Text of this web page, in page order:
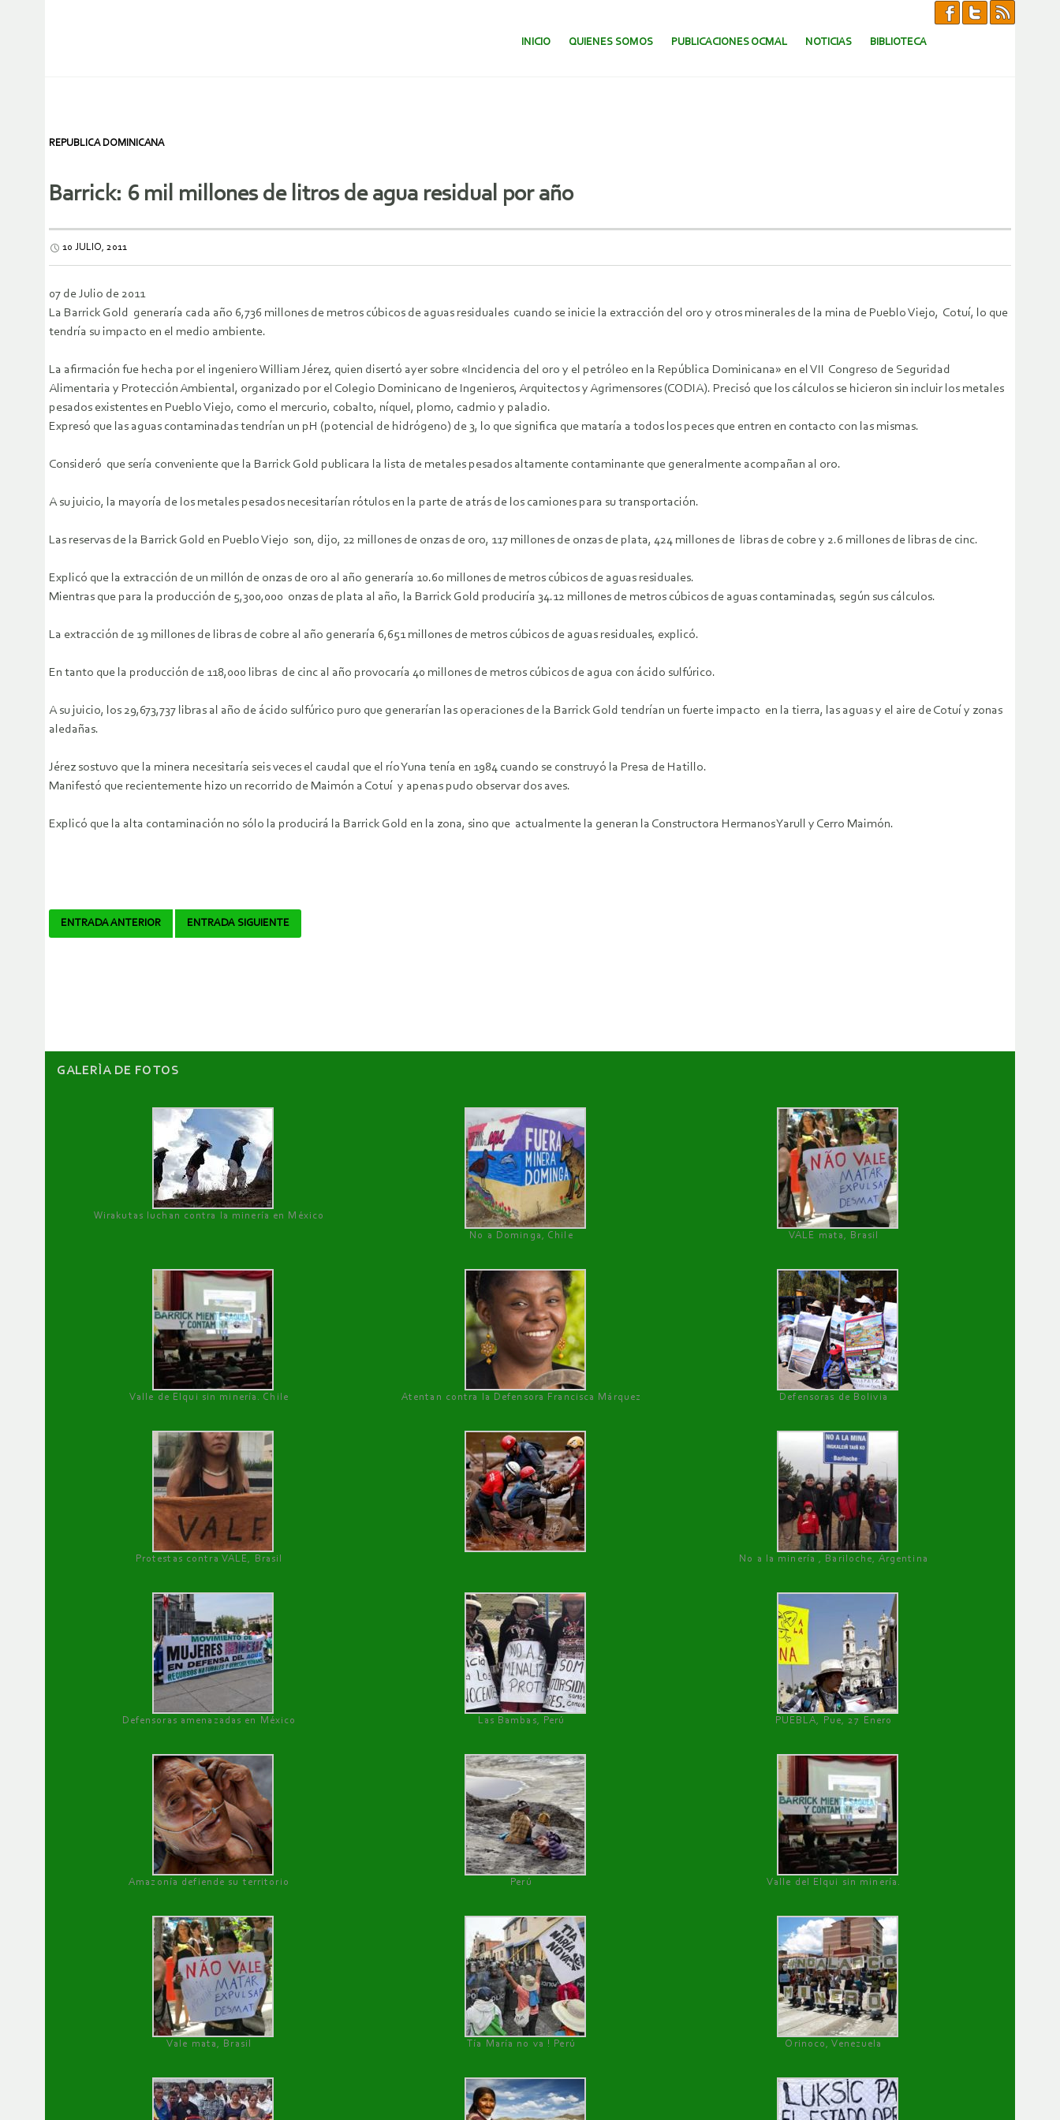
SALTAR AL CONTENIDO.
INICIO QUIENES SOMOS PUBLICACIONES OCMAL NOTICIAS BIBLIOTECA
REPUBLICA DOMINICANA
Barrick: 6 mil millones de litros de agua residual por año
10 JULIO, 2011
07 de Julio de 2011
La Barrick Gold generaría cada año 6,736 millones de metros cúbicos de aguas residuales cuando se inicie la extracción del oro y otros minerales de la mina de Pueblo Viejo, Cotuí, lo que
tendría su impacto en el medio ambiente.
La afirmación fue hecha por el ingeniero William Jérez, quien disertó ayer sobre «Incidencia del oro y el petróleo en la República Dominicana» en el VII Congreso de Seguridad
Alimentaria y Protección Ambiental, organizado por el Colegio Dominicano de Ingenieros, Arquitectos y Agrimensores (CODIA). Precisó que los cálculos se hicieron sin incluir los metales
pesados existentes en Pueblo Viejo, como el mercurio, cobalto, níquel, plomo, cadmio y paladio.
Expresó que las aguas contaminadas tendrían un pH (potencial de hidrógeno) de 3, lo que significa que mataría a todos los peces que entren en contacto con las mismas.
Consideró que sería conveniente que la Barrick Gold publicara la lista de metales pesados altamente contaminante que generalmente acompañan al oro.
A su juicio, la mayoría de los metales pesados necesitarían rótulos en la parte de atrás de los camiones para su transportación.
Las reservas de la Barrick Gold en Pueblo Viejo son, dijo, 22 millones de onzas de oro, 117 millones de onzas de plata, 424 millones de libras de cobre y 2.6 millones de libras de cinc.
Explicó que la extracción de un millón de onzas de oro al año generaría 10.60 millones de metros cúbicos de aguas residuales.
Mientras que para la producción de 5,300,000 onzas de plata al año, la Barrick Gold produciría 34.12 millones de metros cúbicos de aguas contaminadas, según sus cálculos.
La extracción de 19 millones de libras de cobre al año generaría 6,651 millones de metros cúbicos de aguas residuales, explicó.
En tanto que la producción de 118,000 libras de cinc al año provocaría 40 millones de metros cúbicos de agua con ácido sulfúrico.
A su juicio, los 29,673,737 libras al año de ácido sulfúrico puro que generarían las operaciones de la Barrick Gold tendrían un fuerte impacto en la tierra, las aguas y el aire de Cotuí y zonas
aledañas.
Jérez sostuvo que la minera necesitaría seis veces el caudal que el río Yuna tenía en 1984 cuando se construyó la Presa de Hatillo.
Manifestó que recientemente hizo un recorrido de Maimón a Cotuí y apenas pudo observar dos aves.
Explicó que la alta contaminación no sólo la producirá la Barrick Gold en la zona, sino que actualmente la generan la Constructora Hermanos Yarull y Cerro Maimón.
Navegador
ENTRADA ANTERIOR ENTRADA SIGUIENTE
GALERÌA DE FOTOS
Wirakutas luchan contra la minería en México
No a Dominga, Chile
VALE mata, Brasil
Valle de Elqui sin minería. Chile Atentan contra la Defensora Francisca Márquez Defensoras de Bolivia
Protestas contra VALE, Brasil No a la minería , Bariloche, Argentina
Defensoras amenazadas en México Las Bambas, Perú PUEBLA, Pue, 27 Enero
Amazonía defiende su territorio Perú Valle del Elqui sin minería.
Vale mata, Brasil Tía María no va ! Perú Orinoco, Venezuela